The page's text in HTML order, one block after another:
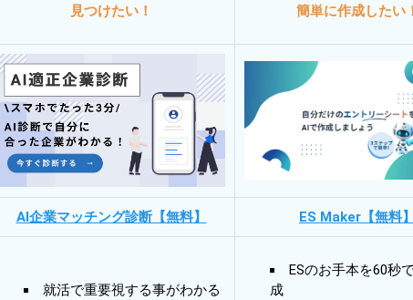
見つけたい！
簡単に作成したい！
AI企業マッチング診断【無料】 ES Maker【無料】
就活で重要視する事がわかる
ESのお手本を60秒
成